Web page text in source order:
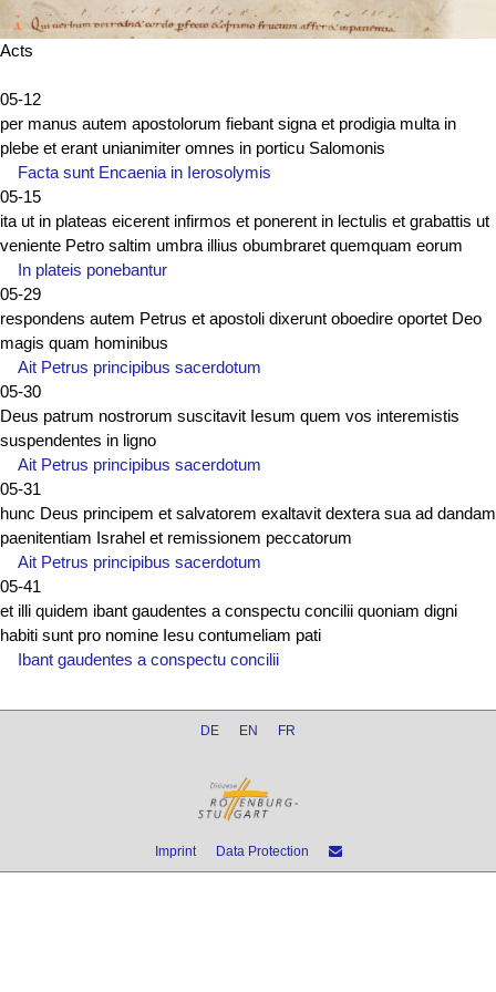
Acts
05-12
per manus autem apostolorum fiebant signa et prodigia multa in
plebe et erant unianimiter omnes in porticu Salomonis
Facta sunt Encaenia in Ierosolymis
05-15
ita ut in plateas eicerent infirmos et ponerent in lectulis et grabattis ut
veniente Petro saltim umbra illius obumbraret quemquam eorum
In plateis ponebantur
05-29
respondens autem Petrus et apostoli dixerunt oboedire oportet Deo
magis quam hominibus
Ait Petrus principibus sacerdotum
05-30
Deus patrum nostrorum suscitavit Iesum quem vos interemistis
suspendentes in ligno
Ait Petrus principibus sacerdotum
05-31
hunc Deus principem et salvatorem exaltavit dextera sua ad dandam
paenitentiam Israhel et remissionem peccatorum
Ait Petrus principibus sacerdotum
05-41
et illi quidem ibant gaudentes a conspectu concilii quoniam digni
habiti sunt pro nomine Iesu contumeliam pati
Ibant gaudentes a conspectu concilii
DE EN FR
Imprint Data Protection